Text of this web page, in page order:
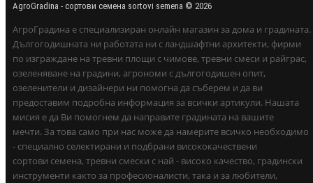
AgroGradina - сортови семена sortovi semena © 2026
АгроГрадина е специализиран онлайн магазин за дома и градината.
Дългогодишната ни работата ни с ландшафтни архитекти, фирми
по изграждане на тревни площи с чимове, тревни смеси и райграс,
озеленяване на градини, агрономи с дългогодишен опит,
озеленители и дизайнери ни помогна да съберем и да ви
предоставим подробна информация за всички артикули. Нашата
мисия е да Ви помогнем да направите градината на вашите
мечти. За това само при нас може да намерите всичко необходимо
- специално селектирани и подбрани висококачествени
сортови семена, тревни смески с най - високо качество, градински
инструменти както за професионалисти, така и за любители,